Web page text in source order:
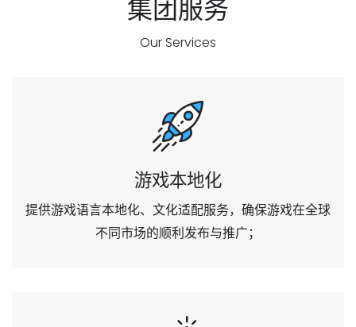
集团服务
Our Services
游戏本地化
提供游戏语言本地化、文化适配服务，确保游戏在全球
不同市场的顺利发布与推广；